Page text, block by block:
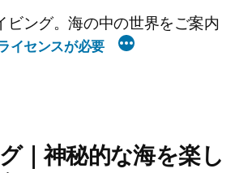
ビング。海の中の世界をご案内
イセンスが必要
｜神秘的な海を楽し